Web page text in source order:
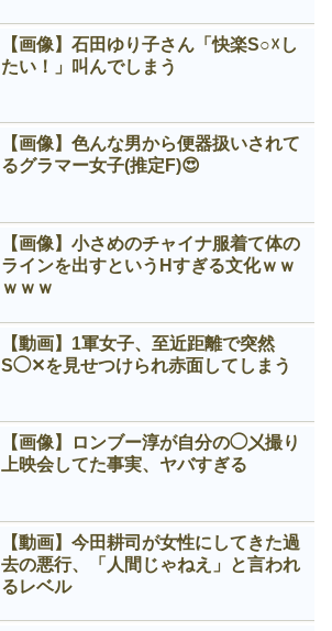
【画像】石田ゆり子さん「快楽S○☓し
たい！」叫んでしまう
【画像】色んな男から便器扱いされて
るグラマー女子(推定F)😍
【画像】小さめのチャイナ服着て体の
ラインを出すというНすぎる文化ｗｗ
ｗｗｗ
【動画】1軍女子、至近距離で突然
S◯✕を見せつけられ赤面してしまう
【画像】ロンブー淳が自分の◯㐅撮り
上映会してた事実、ヤバすぎる
【動画】今田耕司が女性にしてきた過
去の悪行、「人間じゃねえ」と言われ
るレベル